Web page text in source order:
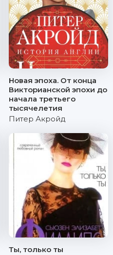
Новая эпоха. От конца
Викторианской эпохи до
начала третьего
тысячелетия
Питер Акройд
Ты, только ты